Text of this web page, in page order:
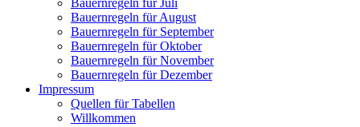
Bauernregeln für Juli
Bauernregeln für August
Bauernregeln für September
Bauernregeln für Oktober
Bauernregeln für November
Bauernregeln für Dezember
Impressum
Quellen für Tabellen
Willkommen